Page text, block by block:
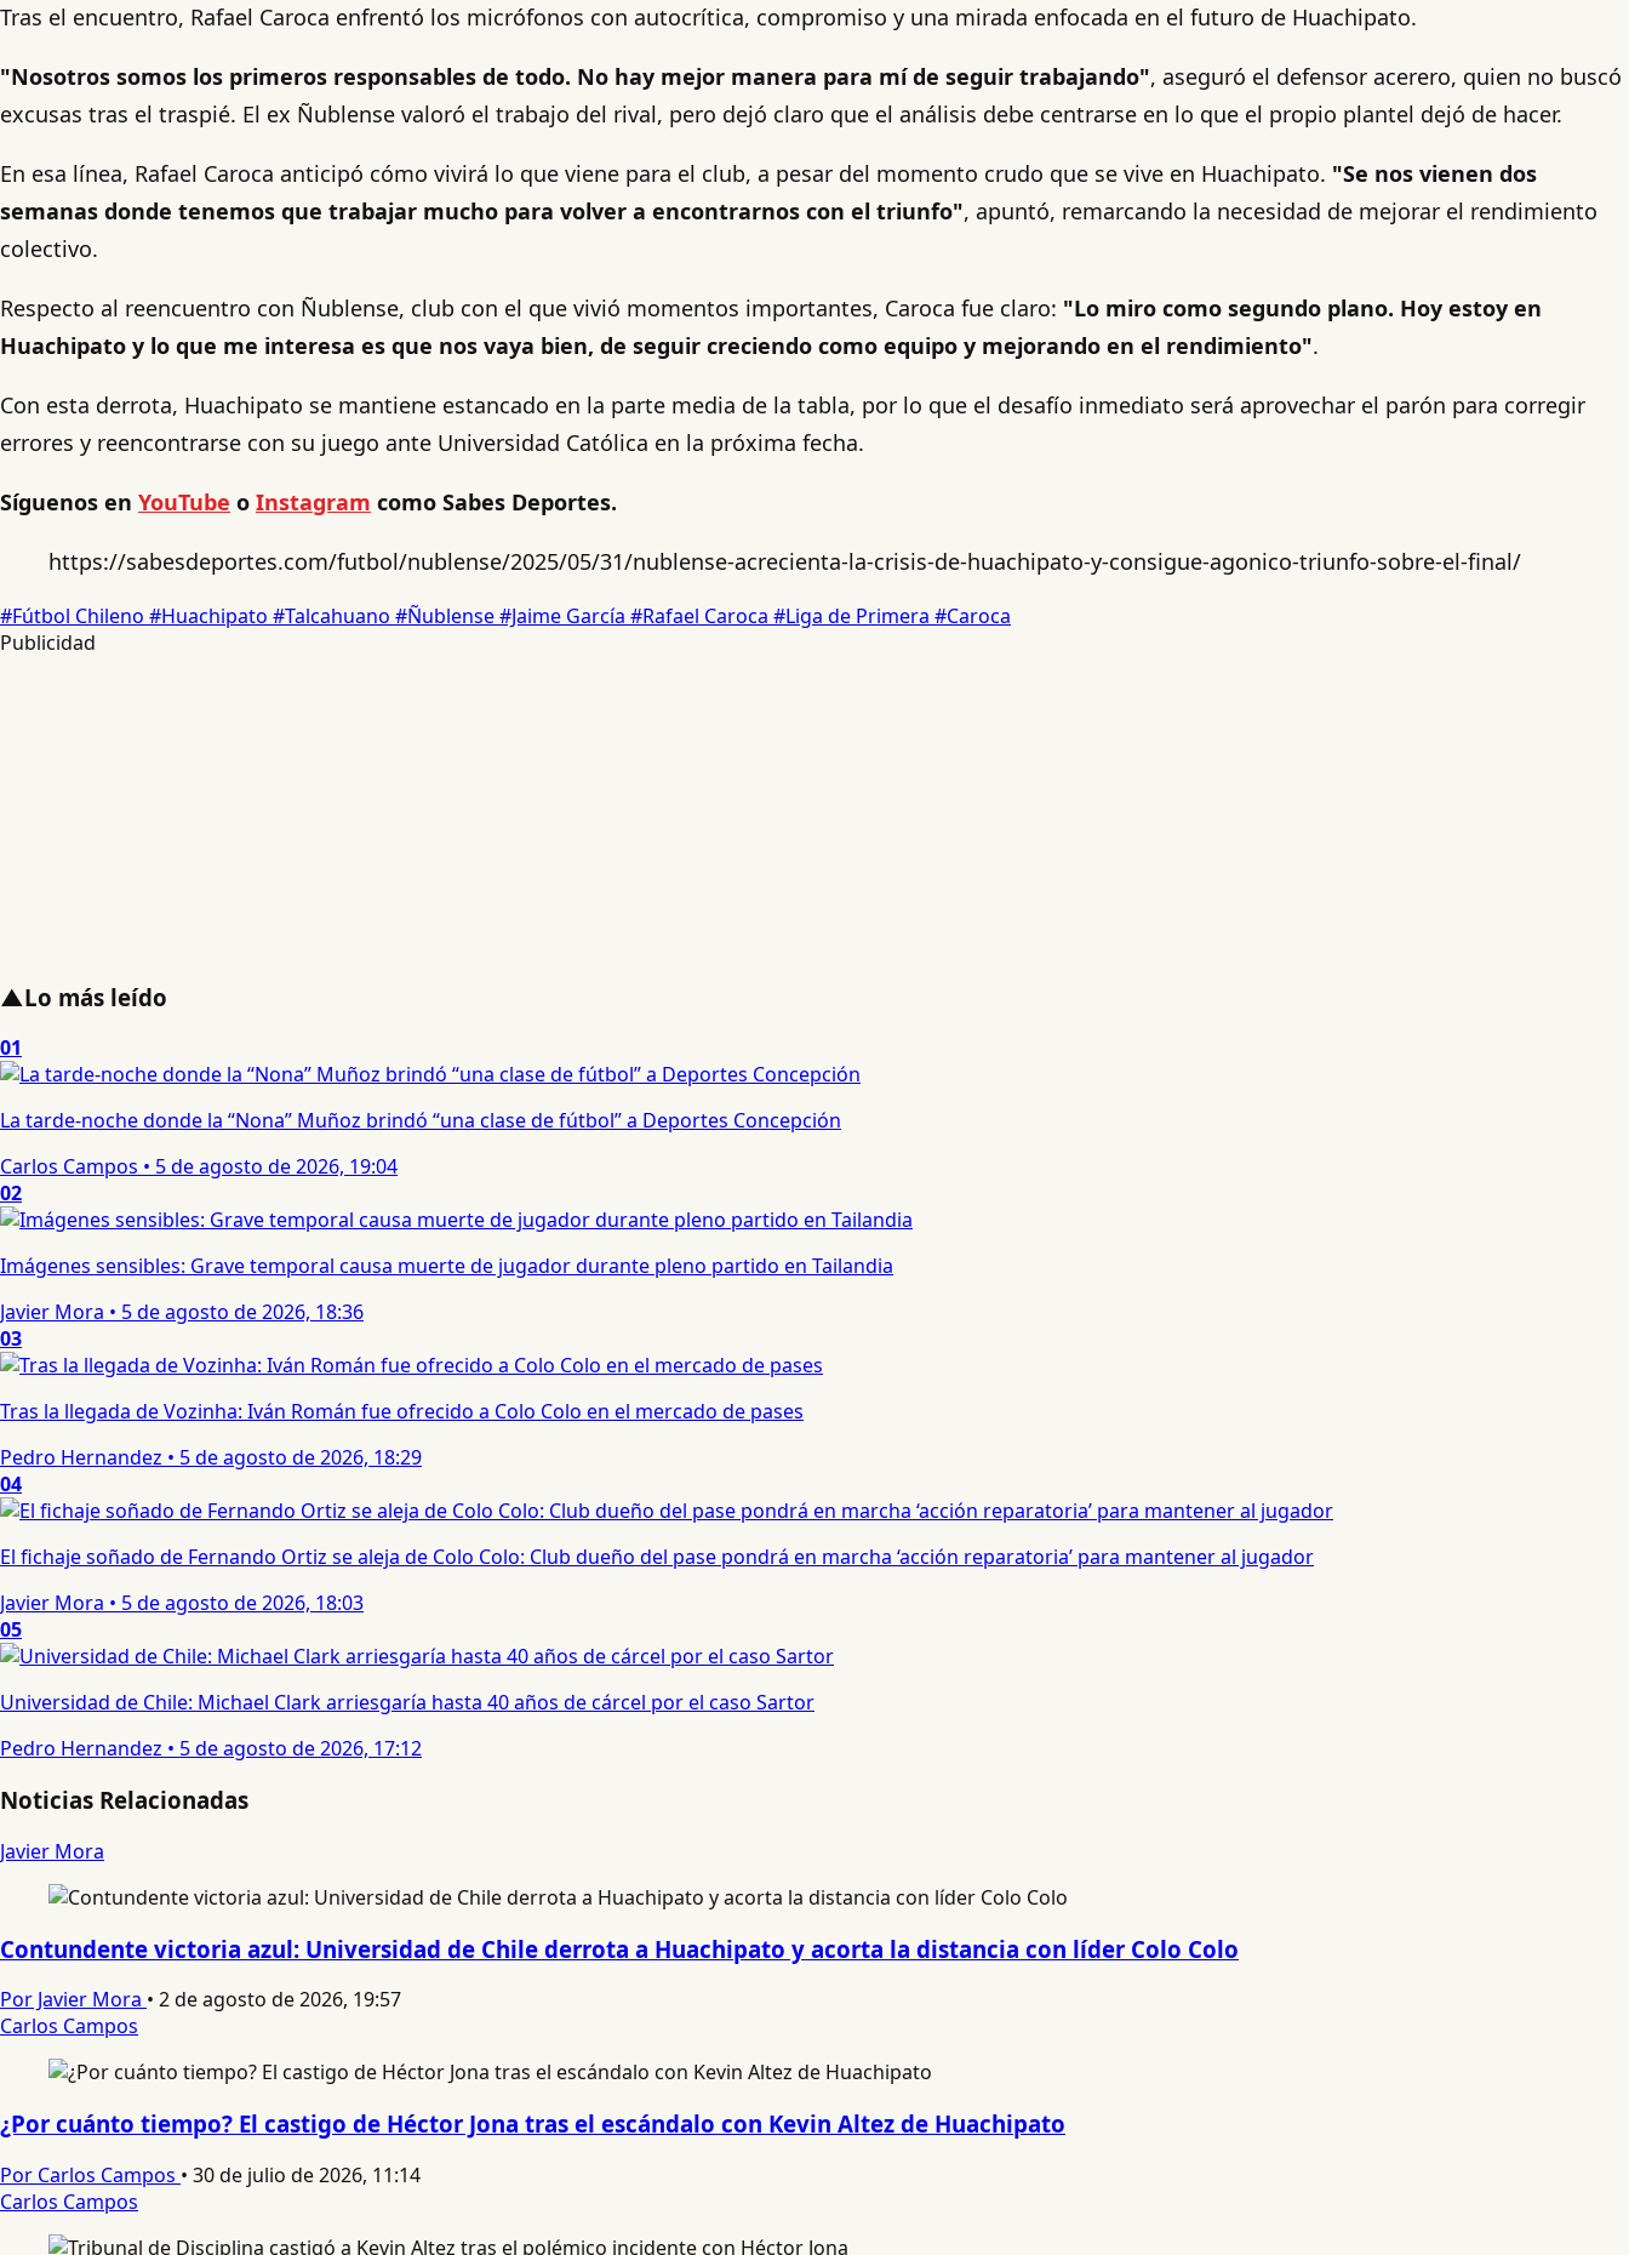
Tras el encuentro, Rafael Caroca enfrentó los micrófonos con autocrítica, compromiso y una mirada enfocada en el futuro de Huachipato.
"Nosotros somos los primeros responsables de todo. No hay mejor manera para mí de seguir trabajando", aseguró el defensor acerero, quien no buscó
excusas tras el traspié. El ex Ñublense valoró el trabajo del rival, pero dejó claro que el análisis debe centrarse en lo que el propio plantel dejó de hacer.
En esa línea, Rafael Caroca anticipó cómo vivirá lo que viene para el club, a pesar del momento crudo que se vive en Huachipato. "Se nos vienen dos
semanas donde tenemos que trabajar mucho para volver a encontrarnos con el triunfo", apuntó, remarcando la necesidad de mejorar el rendimiento
colectivo.
Respecto al reencuentro con Ñublense, club con el que vivió momentos importantes, Caroca fue claro: "Lo miro como segundo plano. Hoy estoy en
Huachipato y lo que me interesa es que nos vaya bien, de seguir creciendo como equipo y mejorando en el rendimiento".
Con esta derrota, Huachipato se mantiene estancado en la parte media de la tabla, por lo que el desafío inmediato será aprovechar el parón para corregir
errores y reencontrarse con su juego ante Universidad Católica en la próxima fecha.
Síguenos en YouTube o Instagram como Sabes Deportes.
https://sabesdeportes.com/futbol/nublense/2025/05/31/nublense-acrecienta-la-crisis-de-huachipato-y-consigue-agonico-triunfo-sobre-el-final/
#Fútbol Chileno #Huachipato #Talcahuano #Ñublense#Jaime García #Rafael Caroca #Liga de Primera #Caroca
Publicidad
▲Lo más leído
01
La tarde-noche donde la “Nona” Muñoz brindó “una clase de fútbol” a Deportes Concepción
Carlos Campos • 5 de agosto de 2026, 19:04
02
Imágenes sensibles: Grave temporal causa muerte de jugador durante pleno partido en Tailandia
Javier Mora • 5 de agosto de 2026, 18:36
03
Tras la llegada de Vozinha: Iván Román fue ofrecido a Colo Colo en el mercado de pases
Pedro Hernandez • 5 de agosto de 2026, 18:29
04
El fichaje soñado de Fernando Ortiz se aleja de Colo Colo: Club dueño del pase pondrá en marcha ‘acción reparatoria’ para mantener al jugador
Javier Mora • 5 de agosto de 2026, 18:03
05
Universidad de Chile: Michael Clark arriesgaría hasta 40 años de cárcel por el caso Sartor
Pedro Hernandez • 5 de agosto de 2026, 17:12
Noticias Relacionadas
Javier Mora
Contundente victoria azul: Universidad de Chile derrota a Huachipato y acorta la distancia con líder Colo Colo
Por Javier Mora • 2 de agosto de 2026, 19:57
Carlos Campos
¿Por cuánto tiempo? El castigo de Héctor Jona tras el escándalo con Kevin Altez de Huachipato
Por Carlos Campos • 30 de julio de 2026, 11:14
Carlos Campos